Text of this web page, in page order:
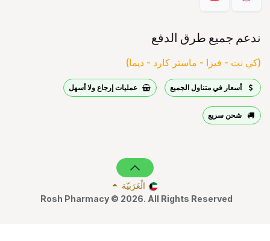
جميع طرق الدفع
نت - فيزا - ماستر كارد - ديما)
أسعار في متناول الجميع عمليات إرجاع ولا أسهل
شحن سريع
Rosh Pharmacy © 2026. All Rights Reserved
الْعَرَبيّة